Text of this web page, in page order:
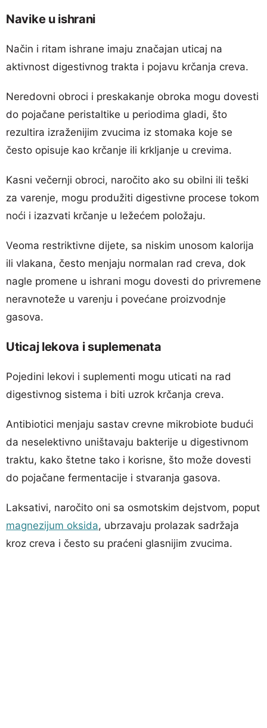
Navike u ishrani
Način i ritam ishrane imaju značajan uticaj na
aktivnost digestivnog trakta i pojavu krčanja creva.
Neredovni obroci i preskakanje obroka mogu dovesti
do pojačane peristaltike u periodima gladi, što
rezultira izraženijim zvucima iz stomaka koje se
često opisuje kao krčanje ili krkljanje u crevima.
Kasni večernji obroci, naročito ako su obilni ili teški
za varenje, mogu produžiti digestivne procese tokom
noći i izazvati krčanje u ležećem položaju.
Veoma restriktivne dijete, sa niskim unosom kalorija
ili vlakana, često menjaju normalan rad creva, dok
nagle promene u ishrani mogu dovesti do privremene
neravnoteže u varenju i povećane proizvodnje
gasova.
Uticaj lekova i suplemenata
Pojedini lekovi i suplementi mogu uticati na rad
digestivnog sistema i biti uzrok krčanja creva.
Antibiotici menjaju sastav crevne mikrobiote budući
da neselektivno uništavaju bakterije u digestivnom
traktu, kako štetne tako i korisne, što može dovesti
do pojačane fermentacije i stvaranja gasova.
Laksativi, naročito oni sa osmotskim dejstvom, poput
magnezijum oksida, ubrzavaju prolazak sadržaja
kroz creva i često su praćeni glasnijim zvucima.